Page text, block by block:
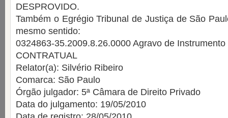
DESPROVIDO.
Também o Egrégio Tribunal de Justiça de São
mesmo sentido:
0324863-35.2009.8.26.0000 Agravo de
CONTRATUAL
Relator(a): Silvério Ribeiro
Comarca: São Paulo
Órgão julgador: 5ª Câmara de Direito Privado
Data do julgamento: 19/05/2010